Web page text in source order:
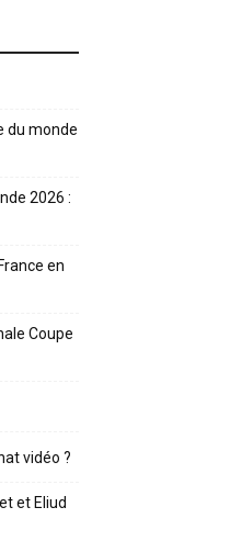
du monde
2026 :
en
Coupe
vidéo ?
et Eliud